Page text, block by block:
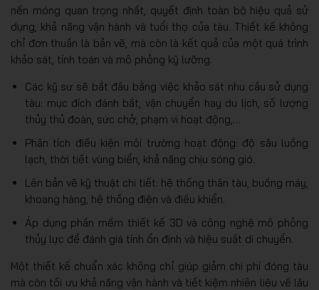
nền móng quan trọng nhất, quyết định toàn bộ hiệu quả sử
dụng, khả năng vận hành và tuổi thọ của tàu. Thiết kế không
chỉ đơn thuần là bản vẽ, mà còn là kết quả của một quá trình
khảo sát, tính toán và mô phỏng kỹ lưỡng.
Các kỹ sư sẽ bắt đầu bằng việc khảo sát nhu cầu sử dụng
tàu: mục đích đánh bắt, vận chuyển hay du lịch, số lượng
thủy thủ đoàn, sức chở, phạm vi hoạt động,…
Phân tích điều kiện môi trường hoạt động: độ sâu luồng
lạch, thời tiết vùng biển, khả năng chịu sóng gió.
Lên bản vẽ kỹ thuật chi tiết: hệ thống thân tàu, buồng máy,
khoang hàng, hệ thống điện và điều khiển.
Áp dụng phần mềm thiết kế 3D và công nghệ mô phỏng
thủy lực để đánh giá tính ổn định và hiệu suất di chuyển.
Một thiết kế chuẩn xác không chỉ giúp giảm chi phí đóng tàu
mà còn tối ưu khả năng vận hành và tiết kiệm nhiên liệu về lâu